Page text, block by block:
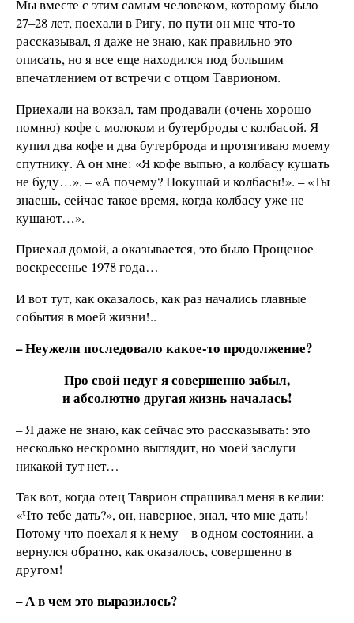
Мы вместе с этим самым человеком, которому было
27–28 лет, поехали в Ригу, по пути он мне что-то
рассказывал, я даже не знаю, как правильно это
описать, но я все еще находился под большим
впечатлением от встречи с отцом Таврионом.
Приехали на вокзал, там продавали (очень хорошо
помню) кофе с молоком и бутерброды с колбасой. Я
купил два кофе и два бутерброда и протягиваю моему
спутнику. А он мне: «Я кофе выпью, а колбасу кушать
не буду…». – «А почему? Покушай и колбасы!». – «Ты
знаешь, сейчас такое время, когда колбасу уже не
кушают…».
Приехал домой, а оказывается, это было Прощеное
воскресенье 1978 года…
И вот тут, как оказалось, как раз начались главные
события в моей жизни!..
–Неужели последовало какое-то продолжение?
Про свой недуг я совершенно забыл,
и абсолютно другая жизнь началась!
– Я даже не знаю, как сейчас это рассказывать: это
несколько нескромно выглядит, но моей заслуги
никакой тут нет…
Так вот, когда отец Таврион спрашивал меня в келии:
«Что тебе дать?», он, наверное, знал, что мне дать!
Потому что поехал я к нему – в одном состоянии, а
вернулся обратно, как оказалось, совершенно в
другом!
– А в чем это выразилось?